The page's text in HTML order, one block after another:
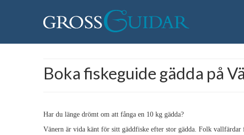
Boka fiskeguide gädda på
Har du länge drömt om att fånga en 10 kg gädda?
Vänern är vida känt för sitt gäddfiske efter stor gädda. Folk